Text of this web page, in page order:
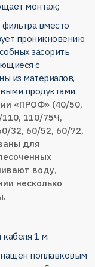
монтаж;
вместо
проникновению
засорить
с
из материалов,
продуктами.
«ПРОФ» (40/50,
110/75Ч,
32, 60/52, 60/72,
для
воду,
несколько
1 м.
поплавковым